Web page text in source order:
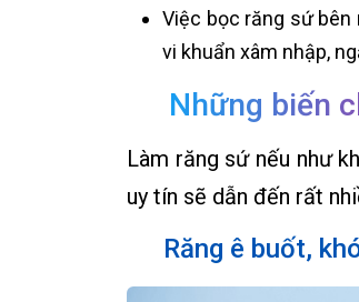
Việc bọc răng sứ bên
vi khuẩn xâm nhập,
Những biến
Làm răng sứ nếu như
uy tín sẽ dẫn đến rất
Răng ê buốt,